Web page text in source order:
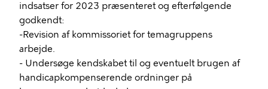
indsatser for 2023 præsenteret og efterfølgende
godkendt:
-Revision af kommissoriet for temagruppens
arbejde.
- Undersøge kendskabet til og eventuelt brugen af
handicapkompenserende ordninger på